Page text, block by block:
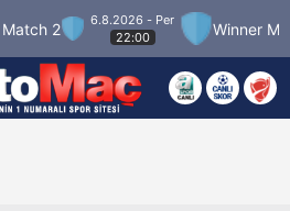
2
6.8.2026 - Per
22:00
Winner